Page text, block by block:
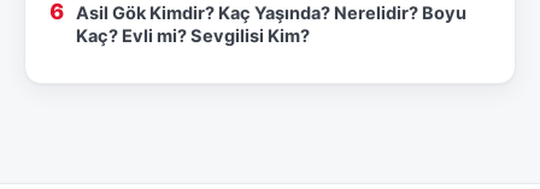
Asil Gök Kimdir? Kaç Yaşında? Nerelidir? Boyu
Kaç? Evli mi? Sevgilisi Kim?